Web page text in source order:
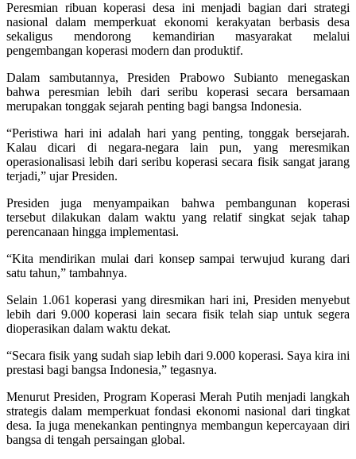
Peresmian ribuan koperasi desa ini menjadi bagian dari strategi
nasional dalam memperkuat ekonomi kerakyatan berbasis desa
sekaligus mendorong kemandirian masyarakat melalui
pengembangan koperasi modern dan produktif.
Dalam sambutannya, Presiden Prabowo Subianto menegaskan
bahwa peresmian lebih dari seribu koperasi secara bersamaan
merupakan tonggak sejarah penting bagi bangsa Indonesia.
“Peristiwa hari ini adalah hari yang penting, tonggak bersejarah.
Kalau dicari di negara-negara lain pun, yang meresmikan
operasionalisasi lebih dari seribu koperasi secara fisik sangat jarang
terjadi,” ujar Presiden.
Presiden juga menyampaikan bahwa pembangunan koperasi
tersebut dilakukan dalam waktu yang relatif singkat sejak tahap
perencanaan hingga implementasi.
“Kita mendirikan mulai dari konsep sampai terwujud kurang dari
satu tahun,” tambahnya.
Selain 1.061 koperasi yang diresmikan hari ini, Presiden menyebut
lebih dari 9.000 koperasi lain secara fisik telah siap untuk segera
dioperasikan dalam waktu dekat.
“Secara fisik yang sudah siap lebih dari 9.000 koperasi. Saya kira ini
prestasi bagi bangsa Indonesia,” tegasnya.
Menurut Presiden, Program Koperasi Merah Putih menjadi langkah
strategis dalam memperkuat fondasi ekonomi nasional dari tingkat
desa. Ia juga menekankan pentingnya membangun kepercayaan diri
bangsa di tengah persaingan global.